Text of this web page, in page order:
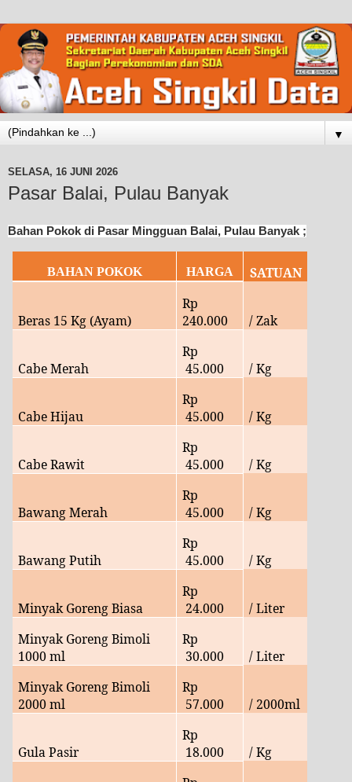
▼
SELASA, 16 JUNI 2026
Pasar Balai, Pulau Banyak
Bahan Pokok di Pasar Mingguan Balai, Pulau Banyak ;
BAHAN POKOK HARGA SATUAN
Beras 15 Kg (Ayam)
Rp
240.000 / Zak
Cabe Merah
Rp
45.000 / Kg
Cabe Hijau
Rp
45.000
/ Kg
Cabe Rawit
Rp
45.000 / Kg
Bawang Merah
Rp
45.000 / Kg
Bawang Putih
Rp
45.000 / Kg
Minyak Goreng Biasa
Rp
24.000
/ Liter
Minyak Goreng Bimoli
1000 ml
Rp
30.000
/ Liter
Minyak Goreng Bimoli
2000 ml
Rp
57.000 / 2000ml
Gula Pasir
Rp
18.000 / Kg